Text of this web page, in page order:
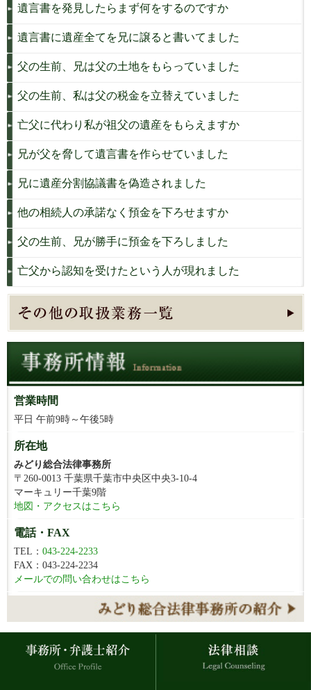
遺言書を発見したらまず何をするのですか
遺言書に遺産全てを兄に譲ると書いてました
父の生前、兄は父の土地をもらっていました
父の生前、私は父の税金を立替えていました
亡父に代わり私が祖父の遺産をもらえますか
兄が父を脅して遺言書を作らせていました
兄に遺産分割協議書を偽造されました
他の相続人の承諾なく預金を下ろせますか
父の生前、兄が勝手に預金を下ろしました
亡父から認知を受けたという人が現れました
営業時間
平日 午前9時～午後5時
所在地
みどり総合法律事務所
〒260-0013 千葉県千葉市中央区中央3-10-4
マーキュリー千葉9階
地図・アクセスはこちら
電話・FAX
TEL： 043-224-2233
FAX：043-224-2234
メールでの問い合わせはこちら